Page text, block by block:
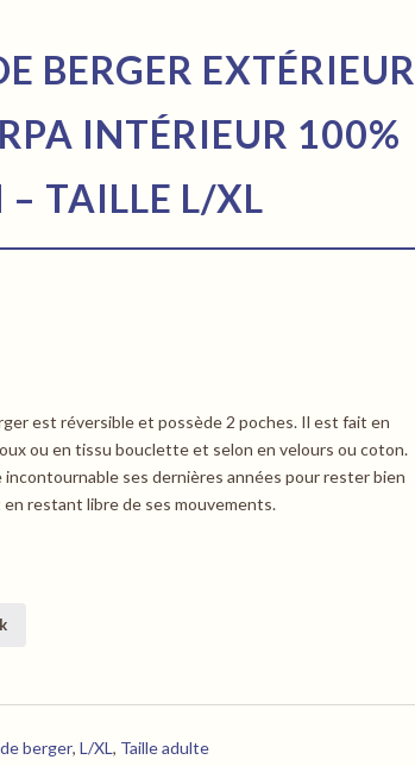
BERGER EXTÉRIEUR
INTÉRIEUR 100%
– TAILLE L/XL
est réversible et possède 2 poches. Il est fait en
ou en tissu bouclette et selon en velours ou coton.
incontournable ses dernières années pour rester bien
restant libre de ses mouvements.
berger,L/XL, Taille adulte